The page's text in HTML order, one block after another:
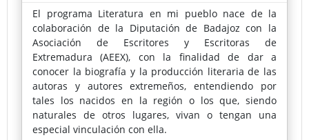
El programa Literatura en mi pueblo nace de la
colaboración de la Diputación de Badajoz con la
Asociación de Escritores y Escritoras de
Extremadura (AEEX), con la finalidad de dar a
conocer la biografía y la producción literaria de las
autoras y autores extremeños, entendiendo por
tales los nacidos en la región o los que, siendo
naturales de otros lugares, vivan o tengan una
especial vinculación con ella.